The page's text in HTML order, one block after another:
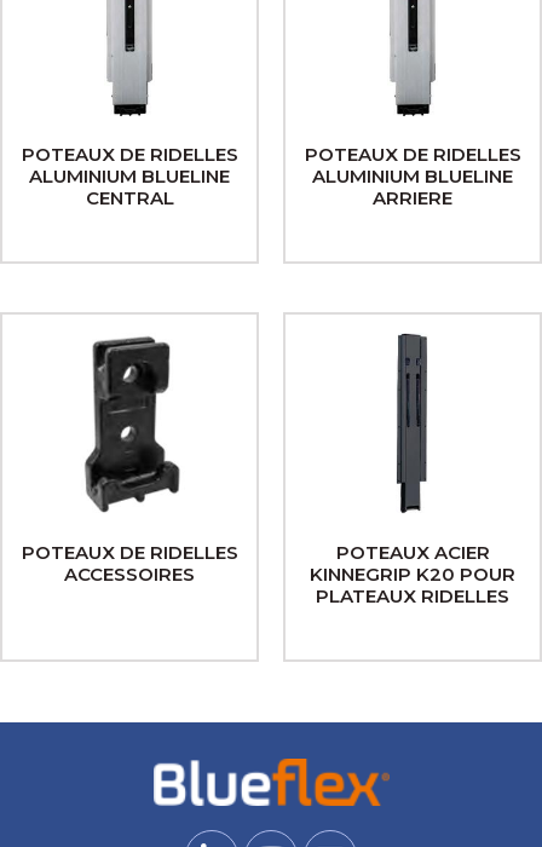
POTEAUX DE RIDELLES
ALUMINIUM BLUELINE
CENTRAL
POTEAUX DE RIDELLES
ALUMINIUM BLUELINE
ARRIERE
POTEAUX DE RIDELLES
ACCESSOIRES
POTEAUX ACIER
KINNEGRIP K20 POUR
PLATEAUX RIDELLES